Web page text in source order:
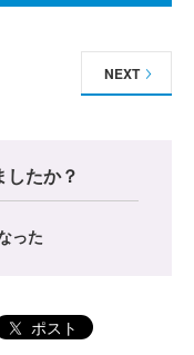
NEXT
したか？
った
ポスト